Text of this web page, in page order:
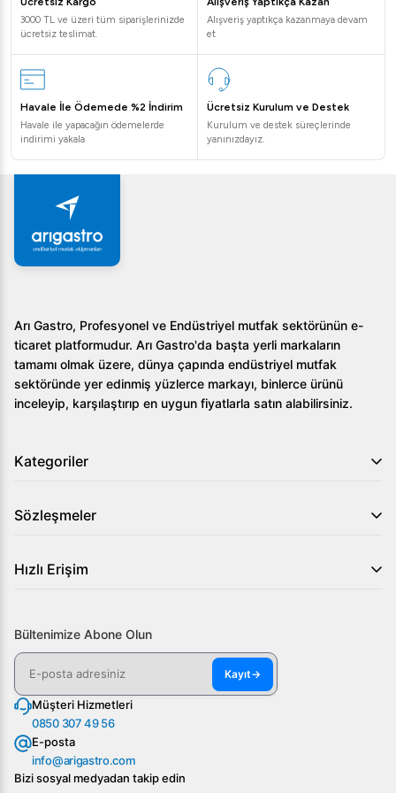
Hangi tür işletmeler için uygundur?
Viber NO:22 kıyma makinesi, restoranlar, oteller, büyük
mutfaklar ve gıda işleme tesisleri için idealdir.
Viber VHE.SEKN.22M-S NO:22 Kıyma Makinesi,
tasarlanmıştır. Üstün performansı ve güvenlik özellikleriyle
donatılmış bu cihaz, her zaman taze ve hijyenik kıyma
üretmenizi sağlar. Daha fazla bilgi ve kullanım detayları için
bizi arayabilirsiniz.
3000 TL ve üzeri tüm siparişlerinizde
ücretsiz teslimat.
Alışveriş yaptıkça kazanmaya devam
et
Havale İle Ödemede %2 İndirim
Havale ile yapacağın ödemelerde
indirimi yakala
Ücretsiz Kurulum ve Destek
Kurulum ve destek süreçlerinde
yanınızdayız.
Arı Gastro, Profesyonel ve Endüstriyel mutfak sektörünün e-
ticaret platformudur. Arı Gastro'da başta yerli markaların
tamamı olmak üzere, dünya çapında endüstriyel mutfak
sektöründe yer edinmiş yüzlerce markayı, binlerce ürünü
inceleyip, karşılaştırıp en uygun fiyatlarla satın alabilirsiniz.
Kategoriler
Sözleşmeler
Hızlı Erişim
Bültenimize Abone Olun
Kayıt→
Müşteri Hizmetleri
0850 307 49 56
E-posta
info@arigastro.com
Bizi sosyal medyadan takip edin